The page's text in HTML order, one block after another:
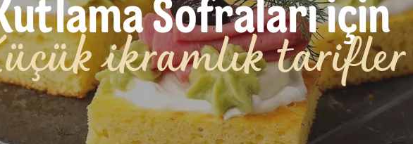
Sofraları için
ikramlık tarifler